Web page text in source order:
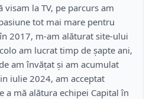
visam la TV, pe parcurs am
tot mai mare pentru
2017, m-am alăturat site-ului
am lucrat timp de șapte ani,
am învățat și am acumulat
iulie 2024, am acceptat
a mă alătura echipei Capital în